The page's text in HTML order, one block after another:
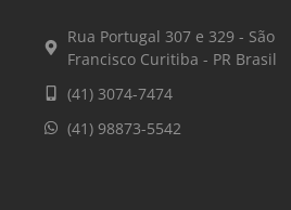
Rua Portugal 307 e 329 - São
Francisco Curitiba - PR Brasil
(41) 3074-7474
(41) 98873-5542